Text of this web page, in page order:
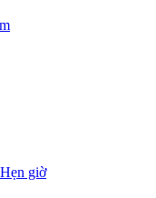
giờ